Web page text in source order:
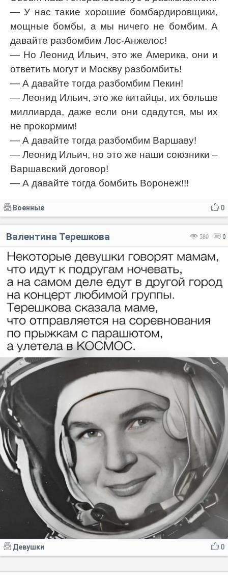
— У нас такие хорошие бомбардировщики,
мощные бомбы, а мы ничего не бомбим. А
давайте разбомбим Лос-Анжелос!
— Но Леонид Ильич, это же Америка, они и
ответить могут и Москву разбомбить!
— А давайте тогда разбомбим Пекин!
— Леонид Ильич, это же китайцы, их больше
миллиарда, даже если они сдадутся, мы их
не прокормим!
— А давайте тогда разбомбим Варшаву!
— Леонид Ильич, но это же наши союзники –
Варшавский договор!
— А давайте тогда бомбить Воронеж!!!
0
Военные
580 0
Валентина Терешкова
0
Девушки